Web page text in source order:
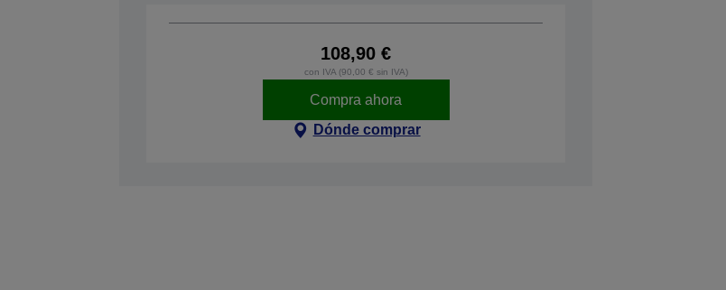
108,90 €
con IVA (90,00 € sin IVA)
Compra ahora
Dónde comprar